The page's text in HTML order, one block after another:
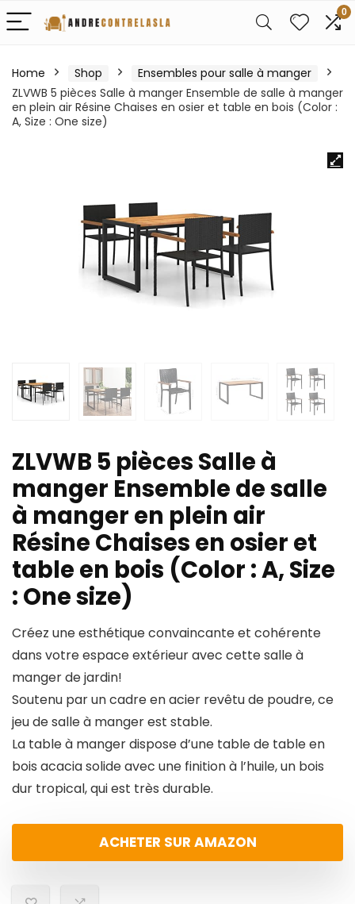
0
Home Shop
Ensembles pour salle à manger
ZLVWB 5 pièces Salle à manger Ensemble de salle à manger
en plein air Résine Chaises en osier et table en bois (Color :
A, Size : One size)
ZLVWB 5 pièces Salle à
manger Ensemble de salle
à manger en plein air
Résine Chaises en osier et
table en bois (Color : A, Size
: One size)
Créez une esthétique convaincante et cohérente
dans votre espace extérieur avec cette salle à
manger de jardin!
Soutenu par un cadre en acier revêtu de poudre, ce
jeu de salle à manger est stable.
La table à manger dispose d’une table de table en
bois acacia solide avec une finition à l’huile, un bois
dur tropical, qui est très durable.
ACHETER SUR AMAZON